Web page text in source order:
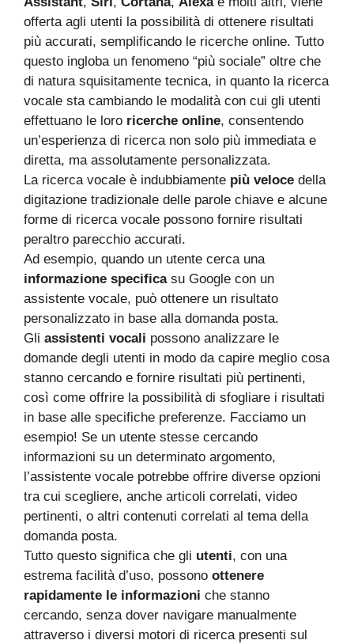
offerta agli utenti la possibilità di ottenere risultati
più accurati, semplificando le ricerche online. Tutto
questo ingloba un fenomeno “più sociale” oltre che
di natura squisitamente tecnica, in quanto la ricerca
vocale sta cambiando le modalità con cui gli utenti
effettuano le loro ricerche online, consentendo
un’esperienza di ricerca non solo più immediata e
diretta, ma assolutamente personalizzata.
La ricerca vocale è indubbiamente più veloce della
digitazione tradizionale delle parole chiave e alcune
forme di ricerca vocale possono fornire risultati
peraltro parecchio accurati.
Ad esempio, quando un utente cerca una
informazione specifica su Google con un
assistente vocale, può ottenere un risultato
personalizzato in base alla domanda posta.
Gli assistenti vocali possono analizzare le
domande degli utenti in modo da capire meglio cosa
stanno cercando e fornire risultati più pertinenti,
così come offrire la possibilità di sfogliare i risultati
in base alle specifiche preferenze. Facciamo un
esempio! Se un utente stesse cercando
informazioni su un determinato argomento,
l’assistente vocale potrebbe offrire diverse opzioni
tra cui scegliere, anche articoli correlati, video
pertinenti, o altri contenuti correlati al tema della
domanda posta.
Tutto questo significa che gli utenti, con una
estrema facilità d’uso, possono ottenere
rapidamente le informazioni che stanno
cercando, senza dover navigare manualmente
attraverso i diversi motori di ricerca presenti sul